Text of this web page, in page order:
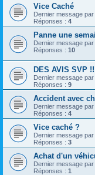
Vice Caché
Dernier message par
Réponses : 4
Panne une
Dernier message par
Réponses : 10
DES AVIS SVP
Dernier message par
Réponses : 9
Accident avec
Dernier message par
Réponses : 4
Vice caché ?
Dernier message par
Réponses : 3
Achat d'un
Dernier message par
Réponses : 1